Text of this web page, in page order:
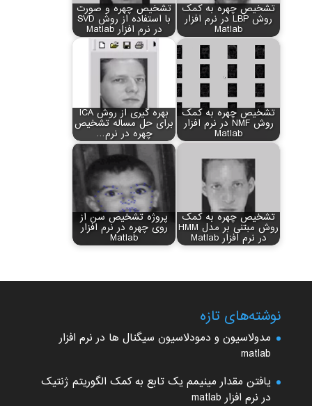
تشخیص چهره به کمک
روش LBP در نرم افزار
Matlab
تشخیص چهره و صورت
با استفاده از روش SVD
در نرم افزار Matlab
تشخیص چهره به کمک
روش NMF در نرم افزار
Matlab
بهره گیری از روش ICA
برای حل مساله تشخیص
چهره در نرم…
تشخیص چهره به کمک
روش مبتنی بر مدل HMM
در نرم افزار Matlab
پروژه تشخیص سن از
روی چهره در نرم افزار
Matlab
نوشته‌های تازه
مدولاسیون و دمودلاسیون سیگنال ها در نرم افزار
matlab
یافتن مقدار مینیمم یک تابع به کمک الگوریتم ژنتیک
در نرم افزار matlab